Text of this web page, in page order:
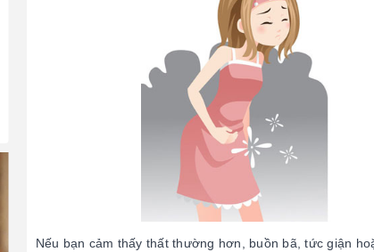
Nếu bạn cảm thấy thất thường hơn, buồn bã, tức giận